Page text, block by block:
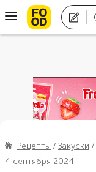
Рецепты Закуски
4 сентября 2024